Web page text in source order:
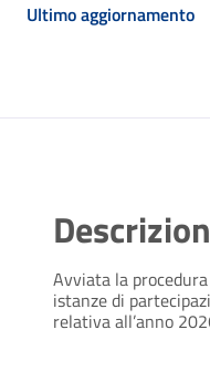
Ultimo aggiornamento
Avviata la
istanze di
relativa all’anno